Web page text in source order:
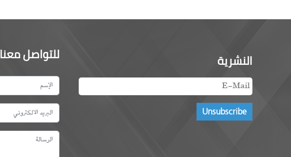
النشرية للتواصل معنا